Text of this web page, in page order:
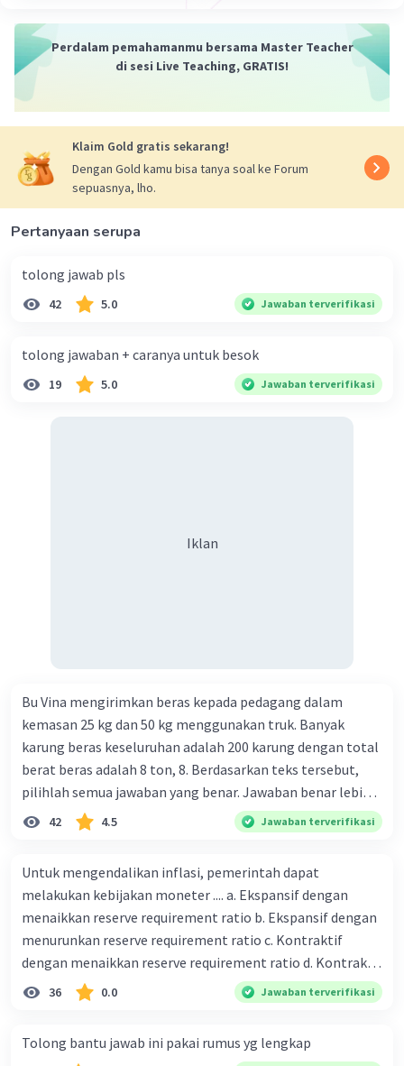
Perdalam pemahamanmu bersama Master Teacher
di sesi Live Teaching, GRATIS!
Klaim Gold gratis sekarang!
Dengan Gold kamu bisa tanya soal ke Forum
sepuasnya, lho.
Pertanyaan serupa
tolong jawab pls
42 5.0 Jawaban terverifikasi
tolong jawaban + caranya untuk besok
19 5.0 Jawaban terverifikasi
Iklan
Bu Vina mengirimkan beras kepada pedagang dalam
kemasan 25 kg dan 50 kg menggunakan truk. Banyak
karung beras keseluruhan adalah 200 karung dengan total
berat beras adalah 8 ton, 8. Berdasarkan teks tersebut,
pilihlah semua jawaban yang benar. Jawaban benar lebih
dari satu. Banyak karung beras kemasan 25 kg adalah 50
buah. Banyak karung beras kemasan 50 kg adalah 150
ton. Perbandingan berat beras kemasan 25 kg dan 50 kg
dalam truk adalah 1: 3. 9. Berdasarkan teks tersebut, jika
biaya setiap beras karung kecil adalah Rp7.500 dan karung
besar Rp14.000, berapakah biaya angkut semua beras yang
harus dibayar oleh Bu Vina? A. Rp2.540.000 C. Rp2.312.000 B.
Rp2.475.000 D. Rp2.280.000
42 4.5 Jawaban terverifikasi
Untuk mengendalikan inflasi, pemerintah dapat
melakukan kebijakan moneter .... a. Ekspansif dengan
menaikkan reserve requirement ratio b. Ekspansif dengan
menurunkan reserve requirement ratio c. Kontraktif
dengan menaikkan reserve requirement ratio d. Kontraktif
dengan menurunkan reserve requirement ratio e.
Ekspansif dengan menaikkan tingkat diskonto Bila Bank
ceteris paribus maka .... a. Menimbulkan inflasi di mana
36 0.0 Jawaban terverifikasi
Tolong bantu jawab ini pakai rumus yg lengkap